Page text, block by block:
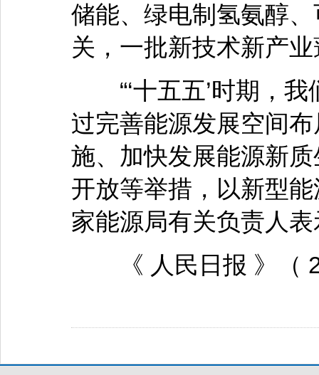
储能、绿电制氢氨醇
关，一批新技术新产
“‘十五五’时期，我
过完善能源发展空间
施、加快发展能源新
开放等举措，以新型
家能源局有关负责人
《 人民日报 》（